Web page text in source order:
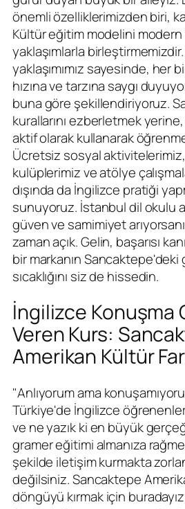
önemli özelliklerimizden biri,
Kültür eğitim modelini
yaklaşımlarla
yaklaşımımız sayesinde, her
hızına ve tarzına saygı
buna göre şekillendiriyoruz.
kurallarını ezberletmek
aktif olarak kullanarak
Ücretsiz sosyal
kulüplerimiz ve atölye
dışında da İngilizce pratiği
sunuyoruz. İstanbul dil okulu
güven ve samimiyet
zaman açık. Gelin, başarısı
bir markanın Sancaktepe'deki
sıcaklığını siz de hissedin.
İngilizce Konuşma
Veren Kurs:
Amerikan Kültür
"Anlıyorum ama
Türkiye'de İngilizce
ve ne yazık ki en büyük
gramer eğitimi almanıza
şekilde iletişim kurmakta
değilsiniz. Sancaktepe
döngüyü kırmak için